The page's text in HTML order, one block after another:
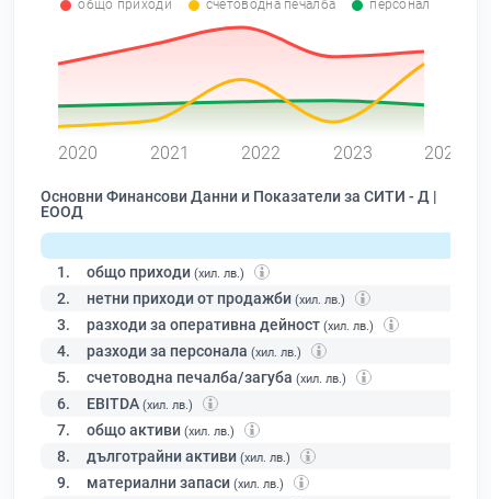
общо приходи счетоводна печалба персонал
2020 2021 2022 2023 2024
Основни Финансови Данни и Показатели за СИТИ - Д |
ЕООД
1. общо приходи (хил. лв.)
2. нетни приходи от продажби (хил. лв.)
3. разходи за оперативна дейност (хил. лв.)
4. разходи за персонала (хил. лв.)
5. счетоводна печалба/загуба (хил. лв.)
6. EBITDA (хил. лв.)
7. общо активи (хил. лв.)
8. дълготрайни активи (хил. лв.)
9. материални запаси (хил. лв.)